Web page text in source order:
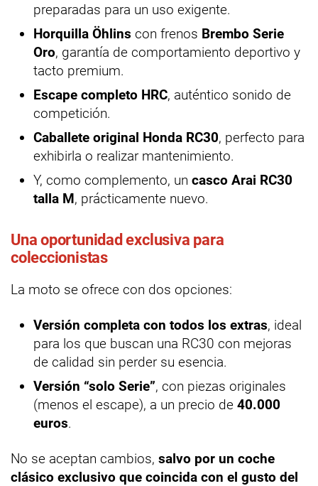
preparadas para un uso exigente.
Horquilla Öhlins con frenos Brembo Serie
Oro, garantía de comportamiento deportivo y
tacto premium.
Escape completo HRC, auténtico sonido de
competición.
Caballete original Honda RC30, perfecto para
exhibirla o realizar mantenimiento.
Y, como complemento, un casco Arai RC30
talla M, prácticamente nuevo.
Una oportunidad exclusiva para
coleccionistas
La moto se ofrece con dos opciones:
Versión completa con todos los extras, ideal
para los que buscan una RC30 con mejoras
de calidad sin perder su esencia.
Versión “solo Serie”, con piezas originales
(menos el escape), a un precio de 40.000
euros.
No se aceptan cambios, salvo por un coche
clásico exclusivo que coincida con el gusto del